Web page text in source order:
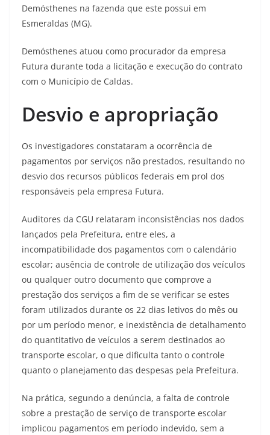
Demósthenes na fazenda que este possui em
Esmeraldas (MG).
Demósthenes atuou como procurador da empresa
Futura durante toda a licitação e execução do contrato
com o Município de Caldas.
Desvio e apropriação
Os investigadores constataram a ocorrência de
pagamentos por serviços não prestados, resultando no
desvio dos recursos públicos federais em prol dos
responsáveis pela empresa Futura.
Auditores da CGU relataram inconsistências nos dados
lançados pela Prefeitura, entre eles, a
incompatibilidade dos pagamentos com o calendário
escolar; ausência de controle de utilização dos veículos
ou qualquer outro documento que comprove a
prestação dos serviços a fim de se verificar se estes
foram utilizados durante os 22 dias letivos do mês ou
por um período menor, e inexistência de detalhamento
do quantitativo de veículos a serem destinados ao
transporte escolar, o que dificulta tanto o controle
quanto o planejamento das despesas pela Prefeitura.
Na prática, segundo a denúncia, a falta de controle
sobre a prestação de serviço de transporte escolar
implicou pagamentos em período indevido, sem a